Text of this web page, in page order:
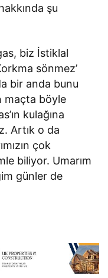
şu
biz İstiklal
sönmez’
bir anda bunu
maçta böyle
kulağına
Artık o da
çok
biliyor. Umarım
günler de